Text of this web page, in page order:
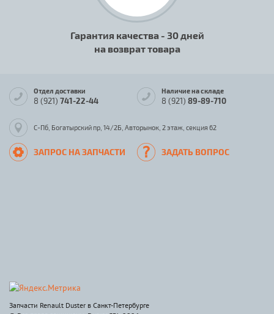
Гарантия качества - 30 дней
на возврат товара
Отдел доставки
8 (921) 741-22-44
Наличие на складе
8 (921) 89-89-710
С-Пб, Богатырский пр, 14/2Б, Авторынок, 2 этаж, секция 62
ЗАПРОС НА ЗАПЧАСТИ ЗАДАТЬ ВОПРОС
Запчасти Renault Duster в Санкт-Петербурге